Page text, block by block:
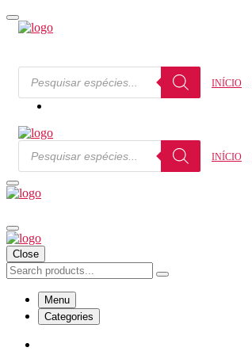
INÍCIO
INÍCIO
Close
Menu
Categories